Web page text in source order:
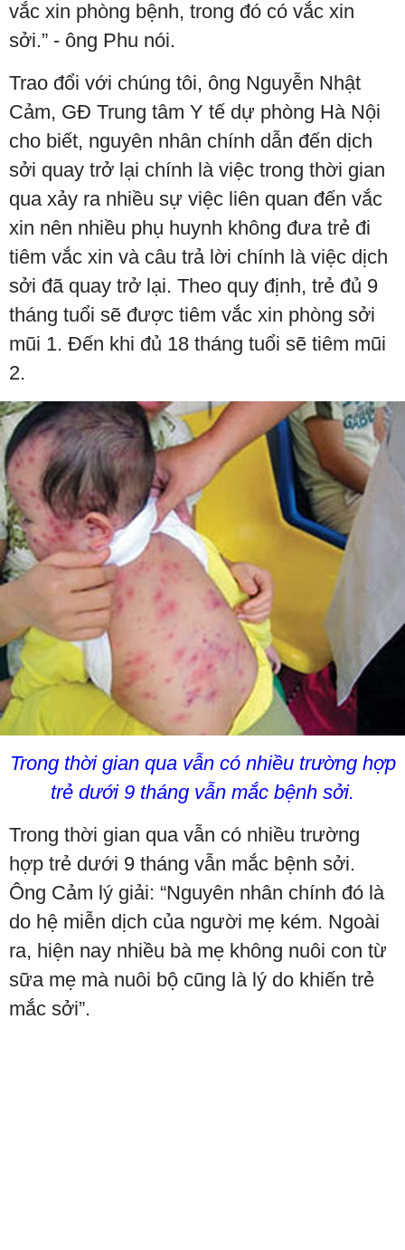
vắc xin phòng bệnh, trong đó có vắc xin
sởi.” - ông Phu nói.
Trao đổi với chúng tôi, ông Nguyễn Nhật
Cảm, GĐ Trung tâm Y tế dự phòng Hà Nội
cho biết, nguyên nhân chính dẫn đến dịch
sởi quay trở lại chính là việc trong thời gian
qua xảy ra nhiều sự việc liên quan đến vắc
xin nên nhiều phụ huynh không đưa trẻ đi
tiêm vắc xin và câu trả lời chính là việc dịch
sởi đã quay trở lại. Theo quy định, trẻ đủ 9
tháng tuổi sẽ được tiêm vắc xin phòng sởi
mũi 1. Đến khi đủ 18 tháng tuổi sẽ tiêm mũi
2.
Trong thời gian qua vẫn có nhiều trường hợp
trẻ dưới 9 tháng vẫn mắc bệnh sởi.
Trong thời gian qua vẫn có nhiều trường
hợp trẻ dưới 9 tháng vẫn mắc bệnh sởi.
Ông Cảm lý giải: “Nguyên nhân chính đó là
do hệ miễn dịch của người mẹ kém. Ngoài
ra, hiện nay nhiều bà mẹ không nuôi con từ
sữa mẹ mà nuôi bộ cũng là lý do khiến trẻ
mắc sởi”.